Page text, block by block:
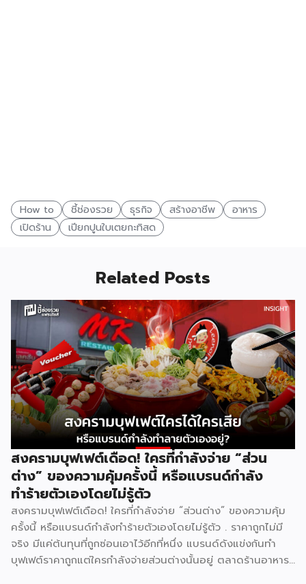
How to ชี้ช่องรวย ธุรกิจ สร้างอาชีพ
อาหาร
เปิดร้าน
เปียกปูนใบเตยกะทิสด
Related Posts
สงครามบุฟเฟต์เดือด! ใครที่กำลังจ่าย “ส่วน
ต่าง” ของความคุ้มครั้งนี้ หรือแบรนด์กำลัง
ทำร้ายตัวเองโดยไม่รู้ตัว
สงครามบุฟเฟต์เดือด! ใครที่กำลังจ่าย “ส่วนต่าง” ของความคุ้ม
ครั้งนี้ หรือแบรนด์กำลังทำร้ายตัวเองโดยไม่รู้ตัว . ราคาถูกไม่มี
จริง มีแค่ต้นทุนที่ถูกซ่อนเอาไว้อีกที่หนึ่ง แบรนด์ดังแข่งกันทำ
บุฟเฟต์ราคาถูกแต่ใครกำลังจ่ายส่วนต่างนั้นอยู่ ตลาดร้านอาหาร